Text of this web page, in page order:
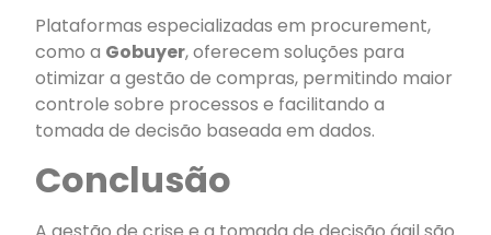
Plataformas especializadas em procurement,
como a Gobuyer, oferecem soluções para
otimizar a gestão de compras, permitindo maior
controle sobre processos e facilitando a
tomada de decisão baseada em dados.
Conclusão